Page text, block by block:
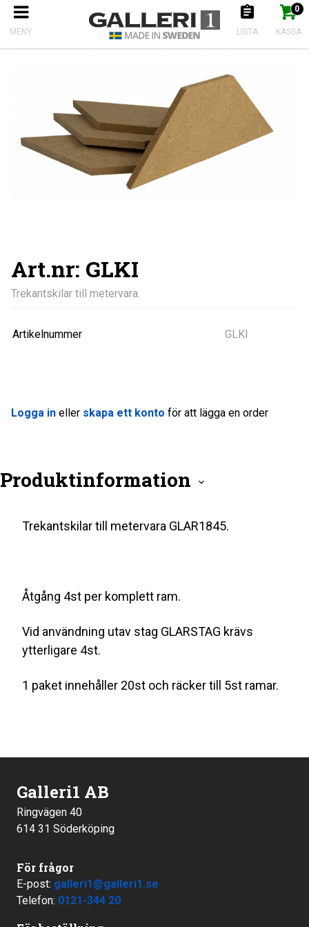
MENY LISTA
0
KASSA
Produkten har nu lagts till i kundkorgenGå till kassan
Start Kilramar Trekantskilar till metervara.
Art.nr: GLKI
Trekantskilar till metervara.
Artikelnummer GLKI
Logga in eller skapa ett konto för att lägga en order
Produktinformation
Trekantskilar till metervara GLAR1845.
Åtgång 4st per komplett ram.
Vid användning utav stag GLARSTAG krävs
ytterligare 4st.
1 paket innehåller 20st och räcker till 5st ramar.
Galleri1 AB
Ringvägen 40
614 31 Söderköping
För frågor
E-post: galleri1@galleri1.se
Telefon: 0121-344 20